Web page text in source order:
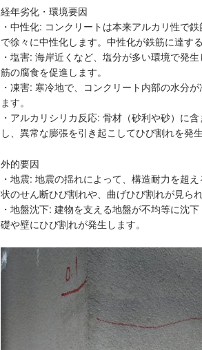
経年劣化・環境要因
・中性化: コンクリートは本来アルカリ性で
で徐々に中性化します。中性化が鉄筋に達す
・塩害: 海岸近くなど、塩分が多い環境で発
筋の腐食を促進します。
・凍害: 寒冷地で、コンクリート内部の水分
ます。
・アルカリシリカ反応: 骨材（砂利や砂）に
し、異常な膨張を引き起こしてひび割れを発生
外的要因
・地震: 地震の揺れによって、構造耐力を超
状のせん断ひび割れや、曲げひび割れが見られ
・地盤沈下: 建物を支える地盤が不均等に沈
礎や壁にひび割れが発生します。